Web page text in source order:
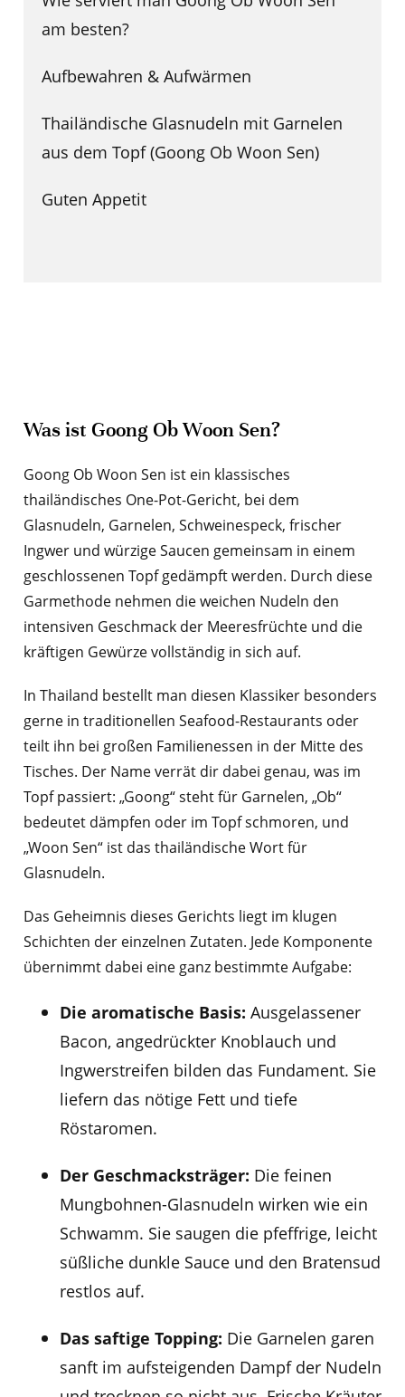
am besten?
Aufbewahren & Aufwärmen
Thailändische Glasnudeln mit Garnelen
aus dem Topf (Goong Ob Woon Sen)
Guten Appetit
Was ist Goong Ob Woon Sen?
Goong Ob Woon Sen ist ein klassisches
thailändisches One-Pot-Gericht, bei dem
Glasnudeln, Garnelen, Schweinespeck, frischer
Ingwer und würzige Saucen gemeinsam in einem
geschlossenen Topf gedämpft werden. Durch diese
Garmethode nehmen die weichen Nudeln den
intensiven Geschmack der Meeresfrüchte und die
kräftigen Gewürze vollständig in sich auf.
In Thailand bestellt man diesen Klassiker besonders
gerne in traditionellen Seafood-Restaurants oder
teilt ihn bei großen Familienessen in der Mitte des
Tisches. Der Name verrät dir dabei genau, was im
Topf passiert: „Goong“ steht für Garnelen, „Ob“
bedeutet dämpfen oder im Topf schmoren, und
„Woon Sen“ ist das thailändische Wort für
Glasnudeln.
Das Geheimnis dieses Gerichts liegt im klugen
Schichten der einzelnen Zutaten. Jede Komponente
übernimmt dabei eine ganz bestimmte Aufgabe:
Die aromatische Basis: Ausgelassener
Bacon, angedrückter Knoblauch und
Ingwerstreifen bilden das Fundament. Sie
liefern das nötige Fett und tiefe
Röstaromen.
Der Geschmacksträger: Die feinen
Mungbohnen-Glasnudeln wirken wie ein
Schwamm. Sie saugen die pfeffrige, leicht
süßliche dunkle Sauce und den Bratensud
restlos auf.
Das saftige Topping: Die Garnelen garen
sanft im aufsteigenden Dampf der Nudeln